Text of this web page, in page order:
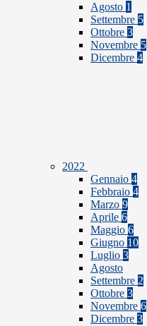
Agosto 1
Settembre 5
Ottobre 3
Novembre 5
Dicembre 4
2022
Gennaio 4
Febbraio 4
Marzo 9
Aprile 6
Maggio 6
Giugno 10
Luglio 3
Agosto
Settembre 2
Ottobre 3
Novembre 6
Dicembre 3